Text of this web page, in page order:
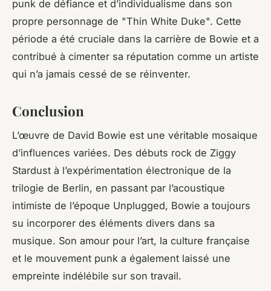
punk de défiance et d’individualisme dans son
propre personnage de "Thin White Duke". Cette
période a été cruciale dans la carrière de Bowie et a
contribué à cimenter sa réputation comme un artiste
qui n’a jamais cessé de se réinventer.
Conclusion
L’œuvre de David Bowie est une véritable mosaique
d’influences variées. Des débuts rock de Ziggy
Stardust à l’expérimentation électronique de la
trilogie de Berlin, en passant par l’acoustique
intimiste de l’époque Unplugged, Bowie a toujours
su incorporer des éléments divers dans sa
musique. Son amour pour l’art, la culture française
et le mouvement punk a également laissé une
empreinte indélébile sur son travail.